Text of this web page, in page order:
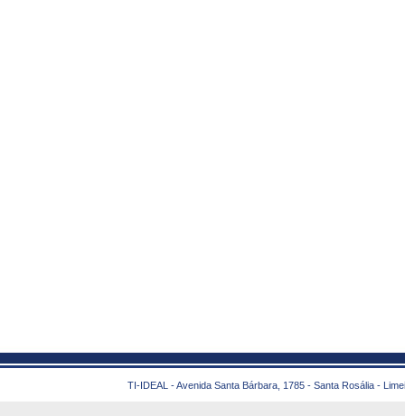
TI-IDEAL - Avenida Santa Bárbara, 1785 - Santa Rosália -